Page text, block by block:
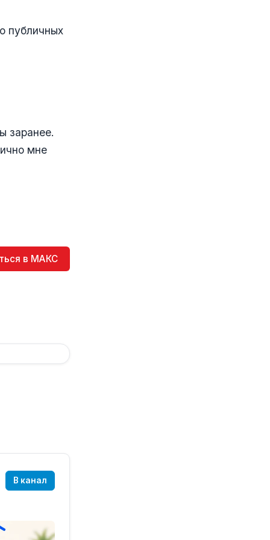
публичных
заранее.
мне
в МАКС
В канал